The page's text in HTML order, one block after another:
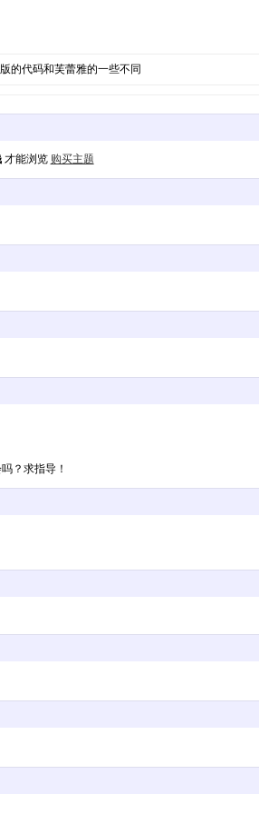
版的代码和芙蕾雅的一些不同
才能浏览 购买主题
？求指导！